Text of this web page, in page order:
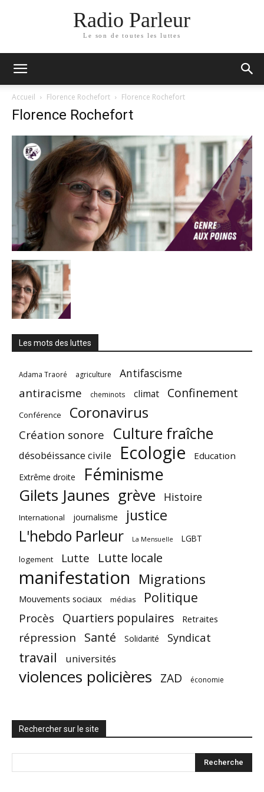
Radio Parleur
Le son de toutes les luttes
Accueil Florence Rochefort Florence Rochefort
Florence Rochefort
Les mots des luttes
Adama Traoré agriculture Antifascisme
antiracisme cheminots climat Confinement
Conférence Coronavirus
Création sonore Culture fraîche
désobéissance civile Ecologie Education
Extrême droite Féminisme
Gilets Jaunes grève Histoire
International journalisme justice
L'hebdo Parleur La Mensuelle
LGBT
logement
Lutte Lutte locale
manifestation Migrations
Mouvements sociaux médias Politique
Procès Quartiers populaires Retraites
répression Santé Solidarité Syndicat
travail universités
violences policières ZAD économie
Rechercher sur le site